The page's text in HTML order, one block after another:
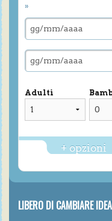
»
Adulti
+ opzioni
LIBERO DI CAMBIARE